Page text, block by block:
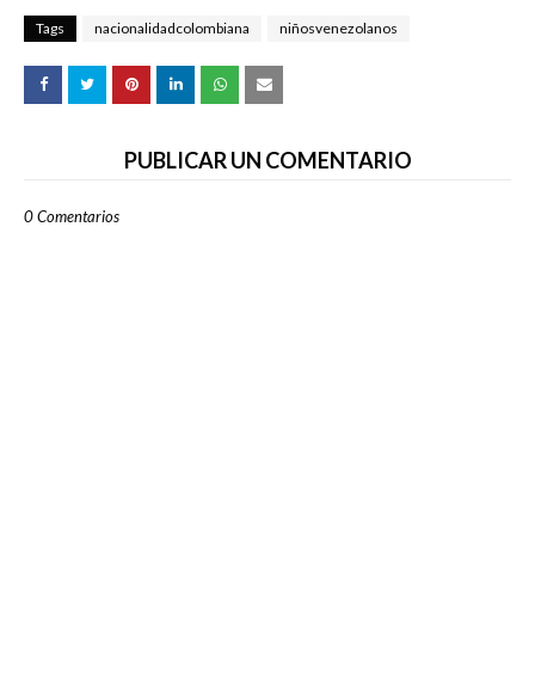
Tags nacionalidadcolombiana niñosvenezolanos
PUBLICAR UN COMENTARIO
0 Comentarios